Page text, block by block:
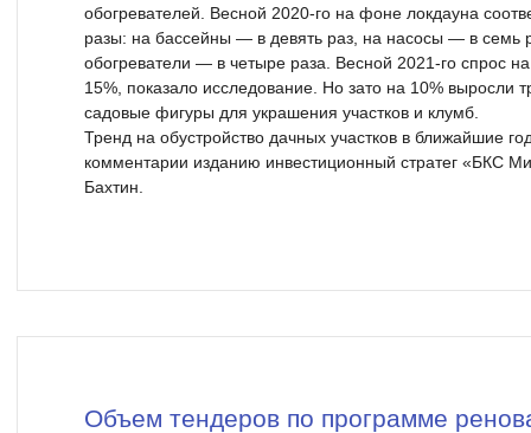
обогревателей. Весной 2020-го на фоне локдауна
разы: на бассейны — в девять раз, на насосы — в семь
обогреватели — в четыре раза. Весной 2021-го спрос
15%, показало исследование. Но зато на 10% выросли
садовые фигуры для украшения участков и клумб.
Тренд на обустройство дачных участков в ближайшие
комментарии изданию инвестиционный стратег «БКС
Бахтин.
Объем тендеров по программе